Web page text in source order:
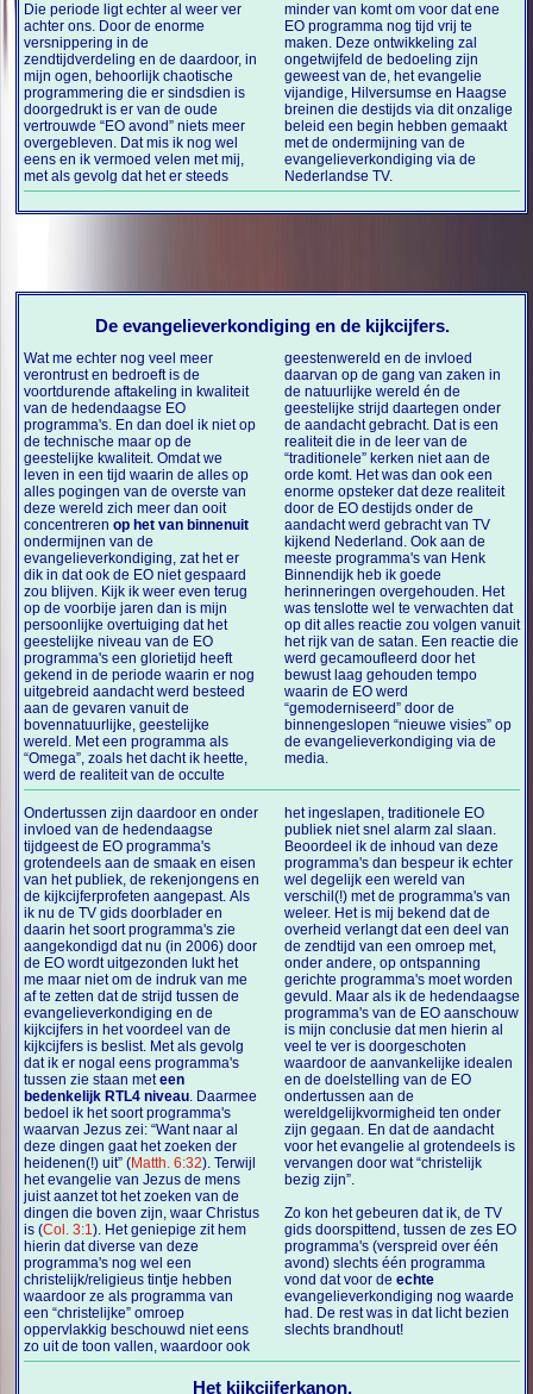
Die periode ligt echter al weer ver
achter ons. Door de enorme
versnippering in de
zendtijdverdeling en de daardoor, in
mijn ogen, behoorlijk chaotische
programmering die er sindsdien is
doorgedrukt is er van de oude
vertrouwde “EO avond” niets meer
overgebleven. Dat mis ik nog wel
eens en ik vermoed velen met mij,
met als gevolg dat het er steeds
minder van komt om voor dat ene
EO programma nog tijd vrij te
maken. Deze ontwikkeling zal
ongetwijfeld de bedoeling zijn
geweest van de, het evangelie
vijandige, Hilversumse en Haagse
breinen die destijds via dit onzalige
beleid een begin hebben gemaakt
met de ondermijning van de
evangelieverkondiging via de
Nederlandse TV.
De evangelieverkondiging en de kijkcijfers.
Wat me echter nog veel meer
verontrust en bedroeft is de
voortdurende aftakeling in kwaliteit
van de hedendaagse EO
programma's. En dan doel ik niet op
de technische maar op de
geestelijke kwaliteit. Omdat we
leven in een tijd waarin de alles op
alles pogingen van de overste van
deze wereld zich meer dan ooit
concentrerenop het van binnenuit
ondermijnen van de
evangelieverkondiging, zat het er
dik in dat ook de EO niet gespaard
zou blijven. Kijk ik weer even terug
op de voorbije jaren dan is mijn
persoonlijke overtuiging dat het
geestelijke niveau van de EO
programma's een glorietijd heeft
gekend in de periode waarin er nog
uitgebreid aandacht werd besteed
aan de gevaren vanuit de
bovennatuurlijke, geestelijke
wereld. Met een programma als
“Omega”, zoals het dacht ik heette,
werd de realiteit van de occulte
geestenwereld en de invloed
daarvan op de gang van zaken in
de natuurlijke wereld én de
geestelijke strijd daartegen onder
de aandacht gebracht. Dat is een
realiteit die in de leer van de
“traditionele” kerken niet aan de
orde komt. Het was dan ook een
enorme opsteker dat deze realiteit
door de EO destijds onder de
aandacht werd gebracht van TV
kijkend Nederland. Ook aan de
meeste programma's van Henk
Binnendijk heb ik goede
herinneringen overgehouden. Het
was tenslotte wel te verwachten dat
op dit alles reactie zou volgen vanuit
het rijk van de satan. Een reactie die
werd gecamoufleerd door het
bewust laag gehouden tempo
waarin de EO werd
“gemoderniseerd” door de
binnengeslopen “nieuwe visies” op
de evangelieverkondiging via de
media.
Ondertussen zijn daardoor en onder
invloed van de hedendaagse
tijdgeest de EO programma's
grotendeels aan de smaak en eisen
van het publiek, de rekenjongens en
de kijkcijferprofeten aangepast. Als
ik nu de TV gids doorblader en
daarin het soort programma's zie
aangekondigd dat nu (in 2006) door
de EO wordt uitgezonden lukt het
me maar niet om de indruk van me
af te zetten dat de strijd tussen de
evangelieverkondiging en de
kijkcijfers in het voordeel van de
kijkcijfers is beslist. Met als gevolg
dat ik er nogal eens programma's
tussen zie staan meteen
bedenkelijk RTL4 niveau. Daarmee
bedoel ik het soort programma's
waarvan Jezus zei: “Want naar al
deze dingen gaat het zoeken der
heidenen(!) uit” (Matth. 6:32). Terwijl
het evangelie van Jezus de mens
juist aanzet tot het zoeken van de
dingen die boven zijn, waar Christus
is (Col. 3:1). Het geniepige zit hem
hierin dat diverse van deze
programma's nog wel een
christelijk/religieus tintje hebben
waardoor ze als programma van
een “christelijke” omroep
oppervlakkig beschouwd niet eens
zo uit de toon vallen, waardoor ook
het ingeslapen, traditionele EO
publiek niet snel alarm zal slaan.
Beoordeel ik de inhoud van deze
programma's dan bespeur ik echter
wel degelijk een wereld van
verschil(!) met de programma's van
weleer. Het is mij bekend dat de
overheid verlangt dat een deel van
de zendtijd van een omroep met,
onder andere, op ontspanning
gerichte programma's moet worden
gevuld. Maar als ik de hedendaagse
programma's van de EO aanschouw
is mijn conclusie dat men hierin al
veel te ver is doorgeschoten
waardoor de aanvankelijke idealen
en de doelstelling van de EO
ondertussen aan de
wereldgelijkvormigheid ten onder
zijn gegaan. En dat de aandacht
voor het evangelie al grotendeels is
vervangen door wat “christelijk
bezig zijn”.
Zo kon het gebeuren dat ik, de TV
gids doorspittend, tussen de zes EO
programma's (verspreid over één
avond) slechts één programma
vond dat voor de echte
evangelieverkondiging nog waarde
had. De rest was in dat licht bezien
slechts brandhout!
Het kijkcijferkanon.